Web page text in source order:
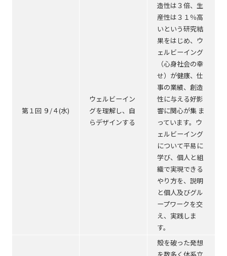
第１回 ９/４(水)
ウェルビーイン
グを理解し、自
らデザインする
造性は３倍、生
産性は３１％高
いという研究結
果をはじめ、ウ
ェルビーイング
（心身社会の幸
せ）が健康、仕
事の業績、創造
性に与える好影
響に関心が集 ま
っています。ウ
ェルビーイング
について平易に
学び、個人と組
織で実現できる
やり方を、説明
と個人及びグル
ープワークを交
え、実践しま
す。
殻を破った発想